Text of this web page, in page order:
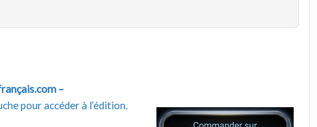
–
pour accéder à l’édition.